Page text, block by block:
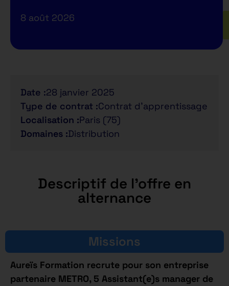
8 août 2026
Date :28 janvier 2025
Type de contrat :Contrat d'apprentissage
Localisation :Paris (75)
Domaines :Distribution
Descriptif de l'offre en
alternance
Missions
Aureïs Formation recrute pour son entreprise
partenaire METRO, 5 Assistant(e)s manager de